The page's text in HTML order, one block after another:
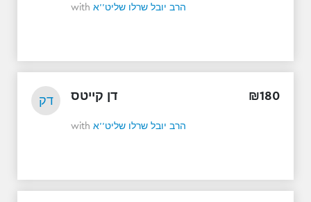
with הרב יובל שרלו שליט''א
דק דן קייטס ₪180
with הרב יובל שרלו שליט''א